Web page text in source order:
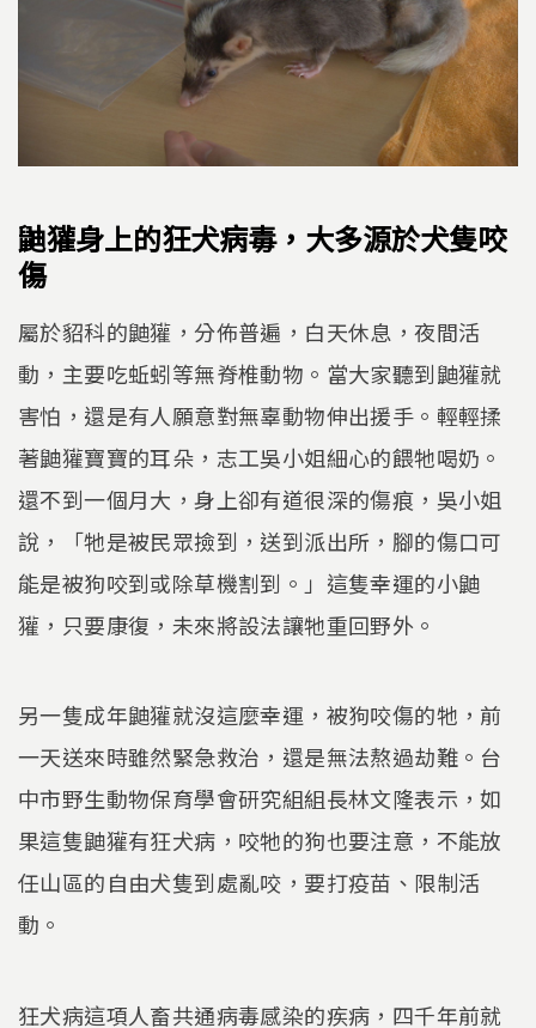
鼬獾身上的狂犬病毒，大多源於犬隻咬
傷
屬於貂科的鼬獾，分佈普遍，白天休息，夜間活
動，主要吃蚯蚓等無脊椎動物。當大家聽到鼬獾就
害怕，還是有人願意對無辜動物伸出援手。輕輕揉
著鼬獾寶寶的耳朵，志工吳小姐細心的餵牠喝奶。
還不到一個月大，身上卻有道很深的傷痕，吳小姐
說，「牠是被民眾撿到，送到派出所，腳的傷口可
能是被狗咬到或除草機割到。」這隻幸運的小鼬
獾，只要康復，未來將設法讓牠重回野外。
另一隻成年鼬獾就沒這麼幸運，被狗咬傷的牠，前
一天送來時雖然緊急救治，還是無法熬過劫難。台
中市野生動物保育學會研究組組長林文隆表示，如
果這隻鼬獾有狂犬病，咬牠的狗也要注意，不能放
任山區的自由犬隻到處亂咬，要打疫苗、限制活
動。
狂犬病這項人畜共通病毒感染的疾病，四千年前就